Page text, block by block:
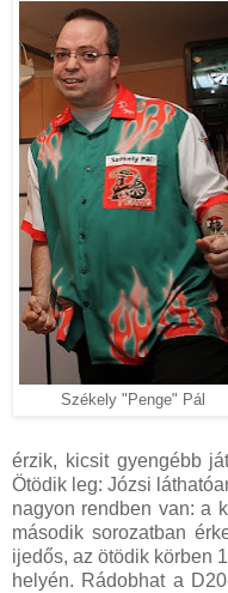
Székely "Penge" Pál
érzik, kicsit gyengébb
Ötödik leg: Józsi
nagyon rendben van: a
második sorozatban
ijedős, az ötödik körben
helyén. Rádobhat a